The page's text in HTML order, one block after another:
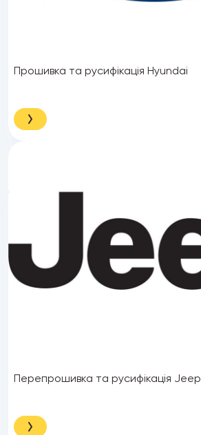
Прошивка та русифікація Hyundai
Перепрошивка та русифікація Jeep